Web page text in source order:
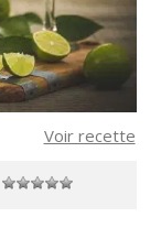
Voir recette